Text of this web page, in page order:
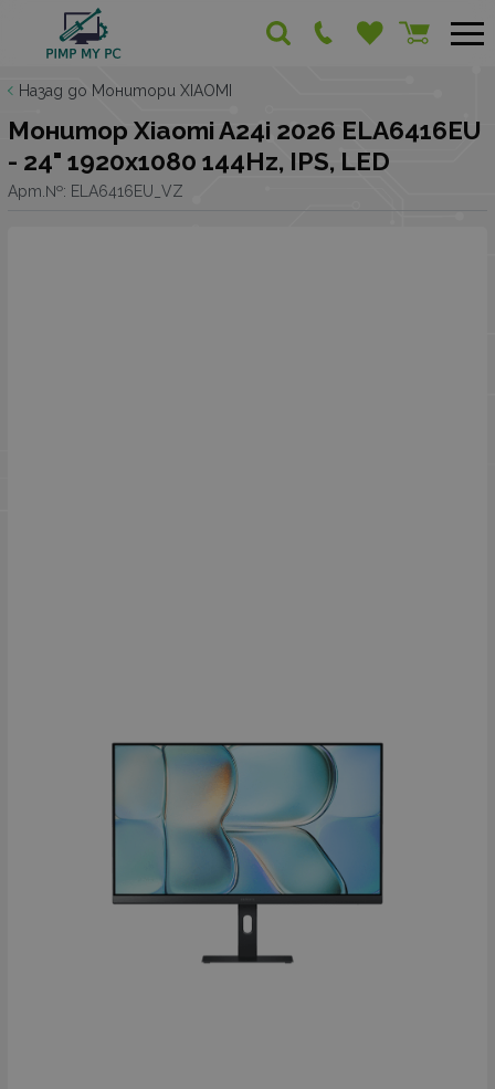
Назад до Монитори XIAOMI
Монитор Xiaomi A24i 2026 ELA6416EU
- 24" 1920x1080 144Hz, IPS, LED
Арт.№: ELA6416EU_VZ